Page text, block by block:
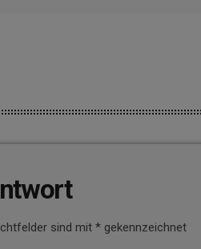
sind mit * gekennzeichnet